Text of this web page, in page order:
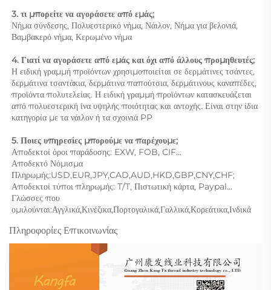
3. τι μπορείτε να αγοράσετε από εμάς;
Νήμα σύνδεσης, Πολυεστερικό νήμα, Νάιλον, Νήμα για βελονιά,
Βαμβακερό νήμα, Κερωμένο νήμα
4. Γιατί να αγοράσετε από εμάς και όχι από άλλους προμηθευτές;
Η ειδική γραμμή προϊόντων χρησιμοποιείται σε δερμάτινες τσάντες,
δερμάτινα τσαντάκια, δερμάτινα παπούτσια, δερμάτινους καναπέδες,
προϊόντα πολυτελείας. Η ειδική γραμμή προϊόντων κατασκευάζεται
από πολυεστερική ίνα υψηλής ποιότητας και αντοχής. Είναι στην ίδια
κατηγορία με τα νάιλον ή τα σχοινιά PP
5. Ποιες υπηρεσίες μπορούμε να παρέχουμε;
Αποδεκτοί όροι παράδοσης: EXW, FOB, CIF...
Αποδεκτό Νόμισμα
Πληρωμής:USD,EUR,JPY,CAD,AUD,HKD,GBP,CNY,CHF;
Αποδεκτοί τύποι πληρωμής: T/T, Πιστωτική κάρτα, Paypal...
Γλώσσες που
ομιλούνται:Αγγλικά,Κινέζικα,Πορτογαλικά,Γαλλικά,Κορεάτικα,Ινδικά
Πληροφορίες Επικοινωνίας